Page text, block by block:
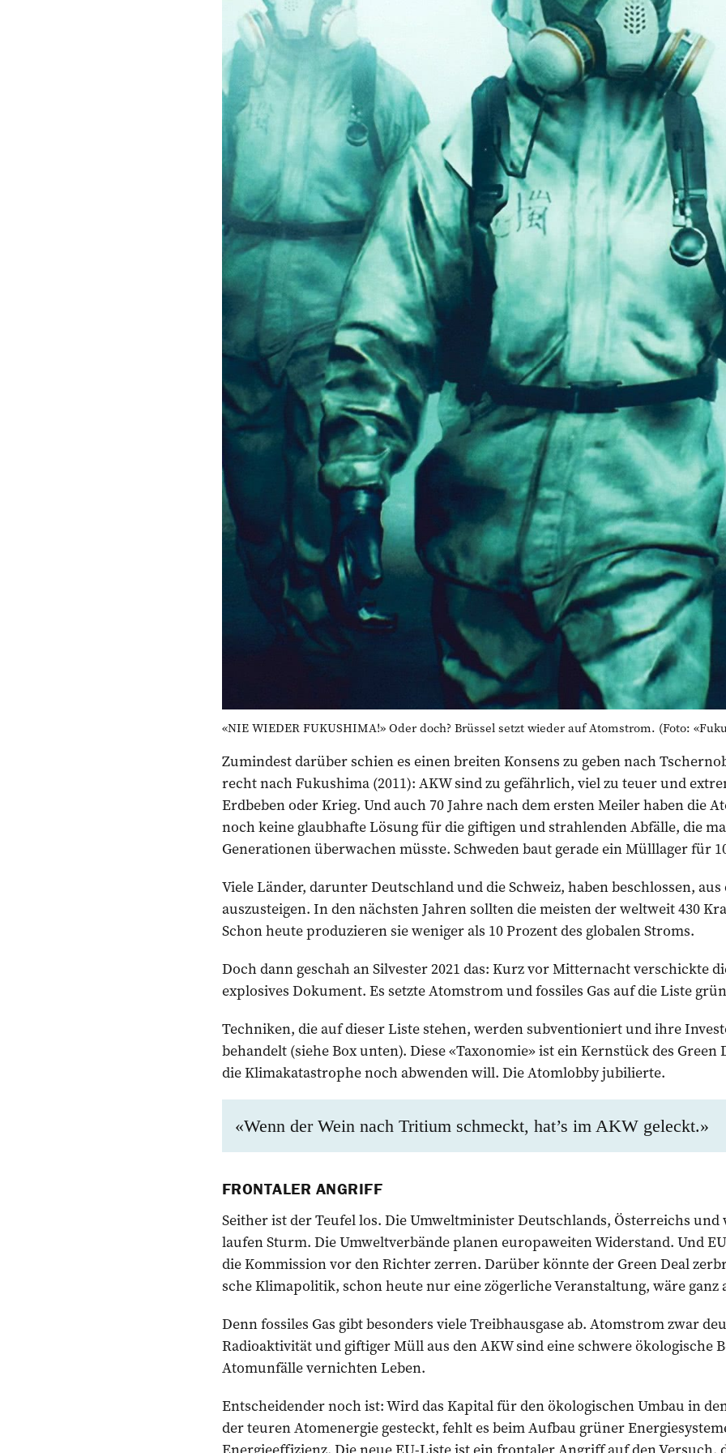
«NIE WIEDER FUKUSHIMA!» Oder doch? Brüssel setzt wieder auf Atomstrom. (Foto:
Zumindest darüber schien es einen breiten Konsens zu geben nach
recht nach Fukushima (2011): AKW sind zu gefährlich, viel zu teuer und
Erdbeben oder Krieg. Und auch 70 Jahre nach dem ersten Meiler haben die
noch keine glaubhafte Lösung für die giftigen und strahlenden ­Abfälle, die
Generationen überwachen müsste. Schweden baut gerade ein Mülllager für
Viele Länder, darunter Deutschland und die Schweiz, haben beschlossen,
auszusteigen. In den nächsten Jahren sollten die meisten der weltweit 430
Schon heute produzieren sie weniger als 10 Prozent des globalen Stroms.
Doch dann geschah an Silvester 2021 das: Kurz vor Mitternacht verschickte
explosives Dokument. Es setzte Atomstrom und fossiles Gas auf die Liste
Techniken, die auf dieser Liste stehen, werden subventioniert und ihre
behandelt (siehe Box unten). Diese «Taxonomie» ist ein Kernstück des Green
die Klimakatastrophe noch abwenden will. Die Atomlobby jubilierte.
«Wenn der Wein nach Tritium schmeckt, hat’s im AKW geleckt.»
FRONTALER ANGRIFF
Seither ist der Teufel los. Die Umweltminister Deutschlands, Österreichs
laufen Sturm. Die Umweltverbände planen europaweiten Widerstand. Und
die Kommission vor den Richter zerren. Darüber könnte der Green Deal
sche Klimapolitik, schon heute nur eine zögerliche Veranstaltung, wäre ganz
Denn fossiles Gas gibt besonders viele Treibhausgase ab. Atomstrom zwar
Radio­aktivität und giftiger Müll aus den AKW sind eine schwere ökologische
Atomunfälle vernichten Leben.
Entscheidender noch ist: Wird das Kapital für den ökologischen Umbau in
der teuren Atomenergie gesteckt, fehlt es beim Aufbau grüner